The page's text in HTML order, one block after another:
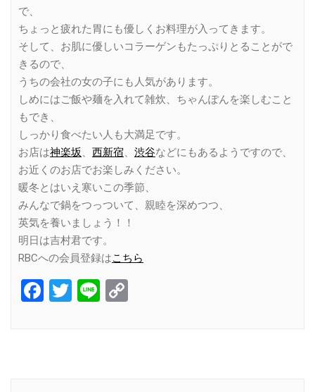
で、
ちょっと疲れた胃にも優しくお料理が入ってきます。
そして、お肌に優しいコラーゲンもたっぷりとることがで
きるので、
うちの会社の女の子にも人気があります。
しめにはご飯や麺を入れて雑炊、ちゃんぽんを楽しむこと
もでき、
しっかり食べたい人も大満足です。
お店は神楽坂 西新宿 渋谷などにもあるようですので、
お近くのお店でお楽しみください。
暖冬とはいえ寒いこの季節、
みんなで鍋をつっついて、親睦を深めつつ、
英気を養いましょう！！
明日は吉村君です。
RBCへの会員登録はこちら
Facebook
Twitter
Line